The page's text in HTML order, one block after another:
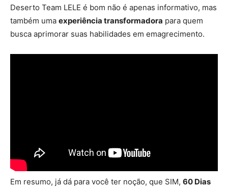
Deserto Team LELE é bom não é apenas informativo, mas
também uma experiência transformadora para quem
busca aprimorar suas habilidades em emagrecimento.
Em resumo, já dá para você ter noção, que SIM, 60 Dias